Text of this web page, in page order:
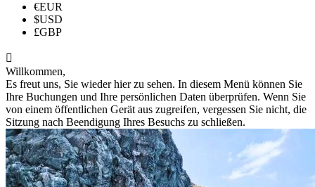
€EUR
$USD
£GBP

Willkommen,
Es freut uns, Sie wieder hier zu sehen. In diesem Menü können Sie
Ihre Buchungen und Ihre persönlichen Daten überprüfen. Wenn Sie
von einem öffentlichen Gerät aus zugreifen, vergessen Sie nicht, die
Sitzung nach Beendigung Ihres Besuchs zu schließen.